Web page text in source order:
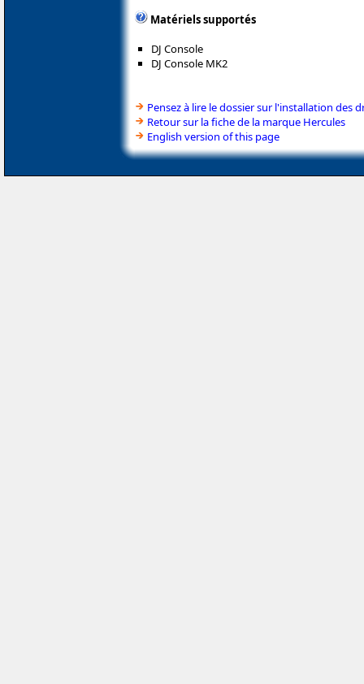
Matériels supportés
DJ Console
DJ Console MK2
Pensez à lire le dossier sur l'installation des
Retour sur la fiche de la marque Hercules
English version of this page